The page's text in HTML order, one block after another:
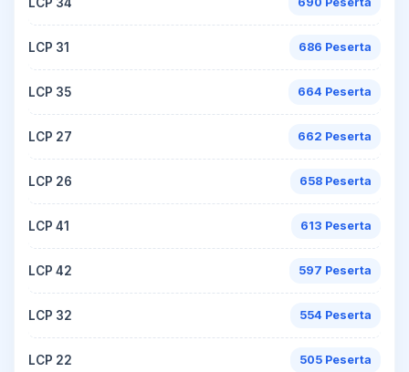
LCP 31 686 Peserta
LCP 35 664 Peserta
LCP 27 662 Peserta
LCP 26 658 Peserta
LCP 41 613 Peserta
LCP 42 597 Peserta
LCP 32 554 Peserta
LCP 22 505 Peserta